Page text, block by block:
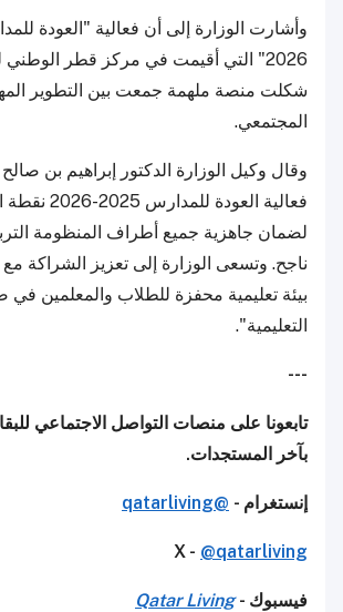
2026" التي أقيمت في مركز قطر الوطني
شكلت منصة ملهمة جمعت بين التطوير
المجتمعي.
وقال وكيل الوزارة الدكتور إبراهيم بن
فعالية العودة
لضمان جاهزية جميع أطراف المنظومة
ناجح. وتسعى الوزارة إلى تعزيز الشراكة مع
بيئة تعليمية محفزة للطلاب والمعلمين في
التعليمية".
---
تابعونا على منصات التواصل الاجتماعي
بآخر المستجدات.
إنستغرام - @qatarliving
X - @qatarliving
فيسبوك -Qatar Living